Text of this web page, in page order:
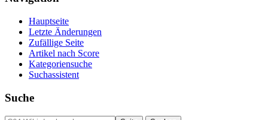
Hauptseite
Letzte Änderungen
Zufällige Seite
Artikel nach Score
Kategoriensuche
Suchassistent
Suche